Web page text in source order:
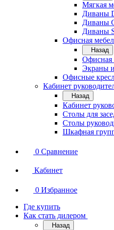
Мягкая
Диваны
Диваны
Диваны
Офисная
Назад
Офисная
Экраны
Офисные
Кабинет
Назад
Кабинет
Столы для
Столы
Шкафная
0 Сравнение
Кабинет
0 Избранное
Где купить
Как стать дилером
Назад